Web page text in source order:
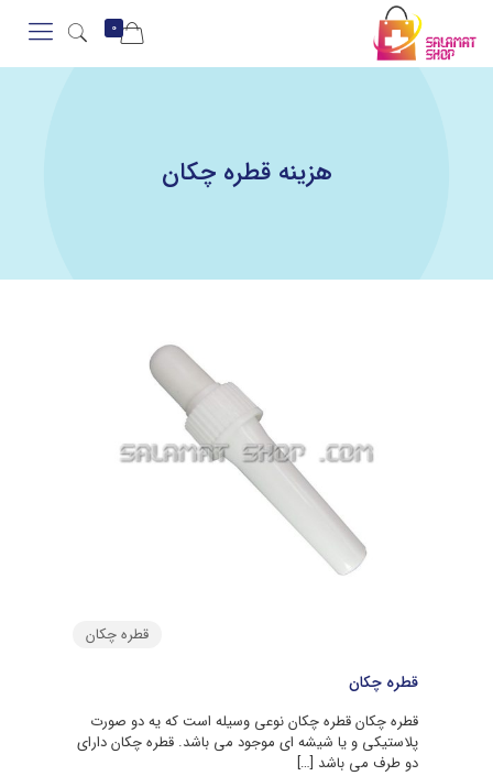
0
هزینه قطره چکان
قطره چکان
قطره چکان
قطره چکان قطره چکان نوعی وسیله است که یه دو صورت
پلاستیکی و یا شیشه ای موجود می باشد. قطره چکان دارای
دو طرف می باشد […]